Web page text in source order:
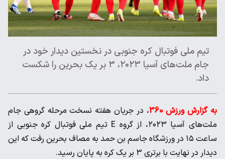
تیم ملی فوتبال کره جنوبی در نخستین دیدار خود در
جام ملت‌های آسیا ۲۰۲۳، ۳ بر یک بحرین را شکست
داد.
به گزارش ورزش 360
، در جریان هفته نسخت مرحله گروهی جام
ملت‌های آسیا ۲۰۲۳، از گروه E تیم ملی فوتبال کره جنوبی از
ساعت ۱۵ در ورزشگاه جاسم بن‌ حمد به مصاف بحرین رفت که این
دیدار در نهایت با برتری ۳ بر یک کره به پایان رسید.